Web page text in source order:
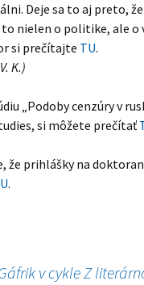
Deje sa to aj preto,
nielen o politike, ale
si prečítajte TU.
K.)
„Podoby cenzúry v
si môžete prečítať
že prihlášky na
.
v cykle Z